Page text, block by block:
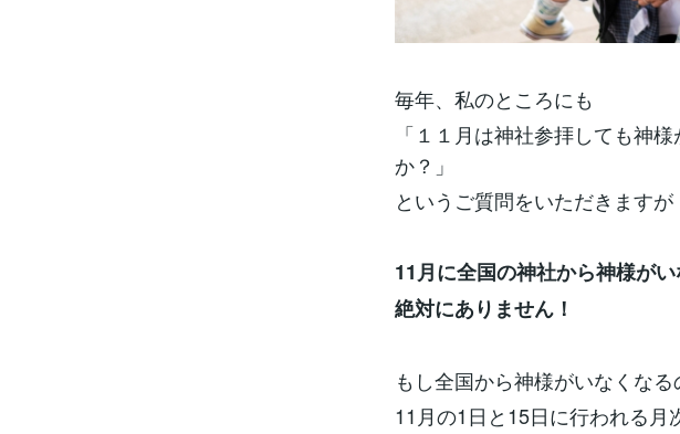
毎年、私のところにも
「１１月は神社参拝しても神
か？」
というご質問をいただきますが
11月に全国の神社から神様が
絶対にありません！
もし全国から神様がいなくなる
11月の1日と15日に行われる月